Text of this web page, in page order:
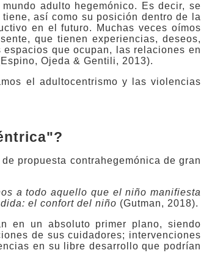
adulto hegemónico. Es decir, se
así como su posición dentro de la
en el futuro. Muchas veces oímos
que tienen experiencias, deseos,
que ocupan, las relaciones en
Ojeda & Gentili, 2013).
el adultocentrismo y las violencias
propuesta contrahegemónica de gran
a todo aquello que el niño manifiesta
el confort del niño (Gutman, 2018).
en un absoluto primer plano, siendo
de sus cuidadores; intervenciones
en su libre desarrollo que podrían